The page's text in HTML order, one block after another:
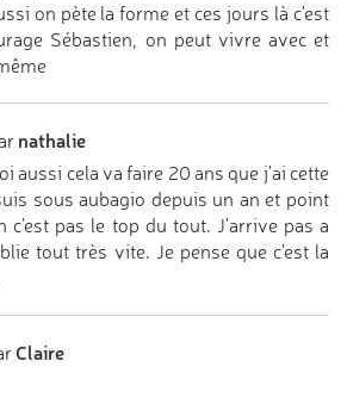
on pète la forme et ces jours là c'est
Sébastien, on peut vivre avec et
nathalie
aussi cela va faire 20 ans que j'ai cette
sous aubagio depuis un an et point
c'est pas le top du tout. J'arrive pas a
tout très vite. Je pense que c'est la
Claire